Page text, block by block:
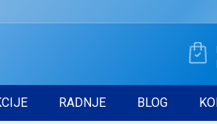
RADNJE BLOG